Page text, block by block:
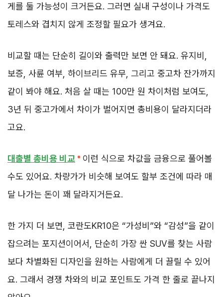
게를 둘 가능성이 크거든요. 그러면 실내 구성이나 가격도
토레스와 겹치지 않게 조정할 필요가 생겨요.
비교할 때는 단순히 길이와 출력만 보면 안 돼요. 유지비,
보증, 사륜 여부, 하이브리드 유무, 그리고 중고차 잔가까지
같이 봐야 해요. 처음 살 때는 100만 원 차이처럼 보여도,
3년 뒤 중고가에서 차이가 벌어지면 총비용이 달라지더라
고요.
대출별 총비용 비교
이런 식으로 차값을 금융으로 풀어볼
수도 있어요. 차량가가 비슷해 보여도 할부 조건에 따라 매
달 나가는 돈이 꽤 달라지거든요.
한 가지 더 보면, 코란도KR10은 “가성비”와 “감성”을 같이
잡으려는 포지션이어서, 단순히 가장 싼 SUV를 찾는 사람
보다 차별화된 디자인을 원하는 사람에게 더 끌릴 수 있어
요. 그래서 경쟁 차와의 비교 포인트도 가격 한 줄로 끝나지